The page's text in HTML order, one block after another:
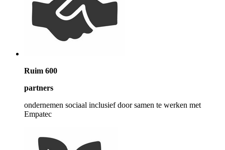
Ruim 600
partners
ondernemen sociaal inclusief door samen te werken met
Empatec